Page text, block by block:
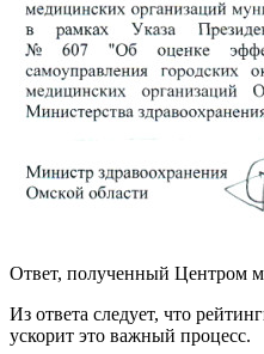
Ответ, полученный Центром
Из ответа следует, что
ускорит это важный процесс.